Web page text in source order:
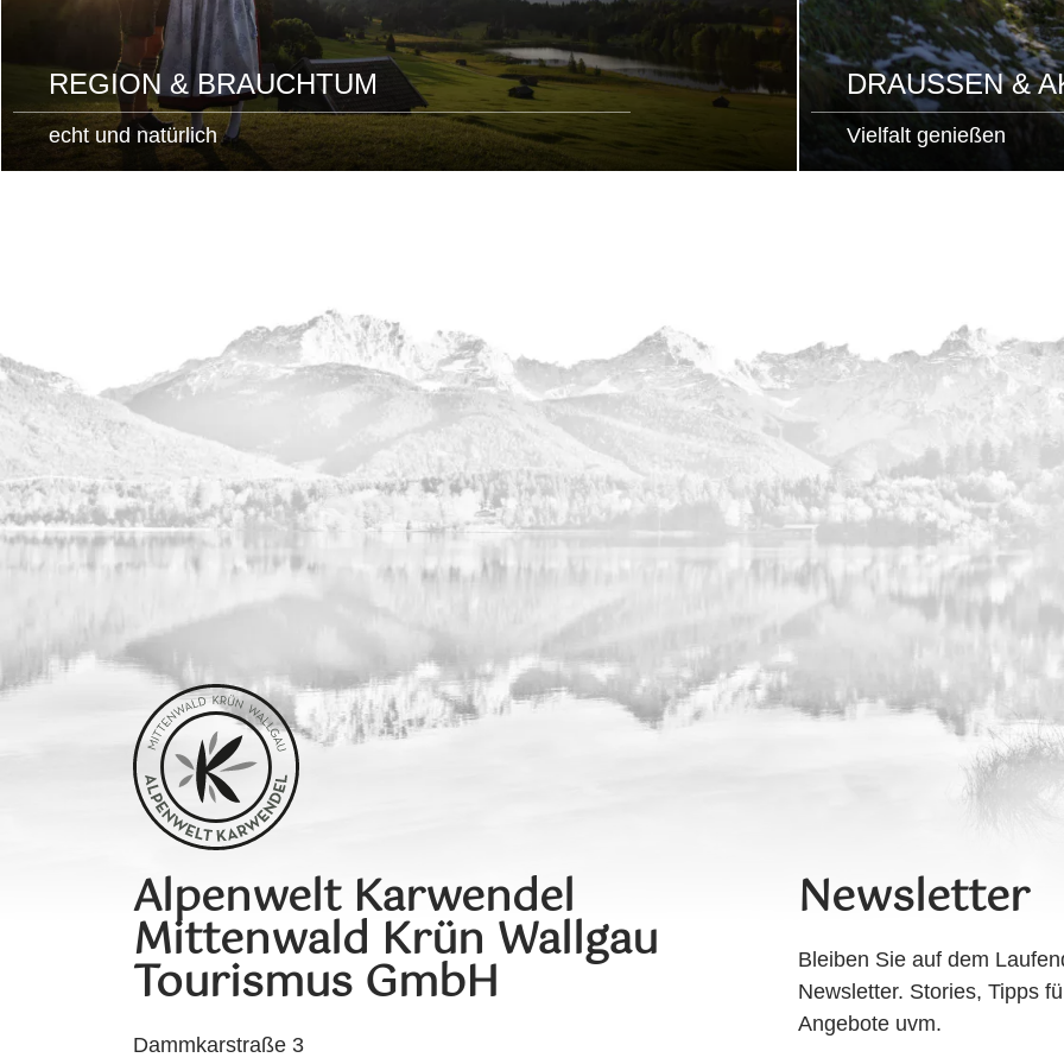
REGION & BRAUCHTUM
echt und natürlich
DRAUSSEN &
Vielfalt genießen
Alpenwelt Karwendel
Mittenwald Krün Wallgau
Tourismus GmbH
Dammkarstraße 3
Newsletter
Bleiben Sie auf dem
Newsletter. Stories, Tipps
Angebote uvm.